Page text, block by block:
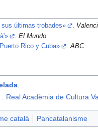
últimas trobades» .
. El Mundo
Rico y Cuba» .ABC
Real Acadèmia de Cultura
català Pancatalanisme